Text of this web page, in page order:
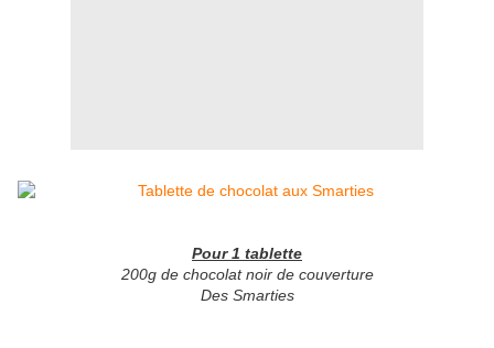
Pour 1 tablette
200g de chocolat noir de couverture
Des Smarties